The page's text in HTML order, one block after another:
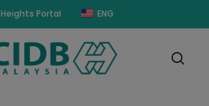
Heights Portal ENG
modal-check